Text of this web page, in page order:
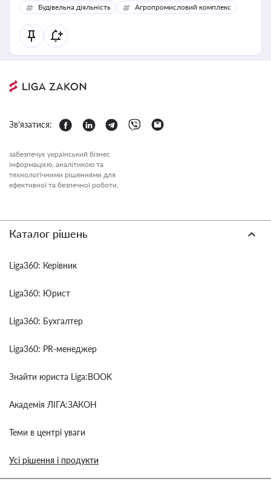
Будівельна діяльність Агропромисловий комплекс
Зв'язатися:
забезпечує український бізнес
інформацією, аналітикою та
технологічними рішеннями для
ефективної та безпечної роботи.
Каталог рішень
Liga360: Керівник
Liga360: Юрист
Liga360: Бухгалтер
Liga360: PR-менеджер
Знайти юриста Liga:BOOK
Академія ЛІГА:ЗАКОН
Теми в центрі уваги
Усі рішення і продукти